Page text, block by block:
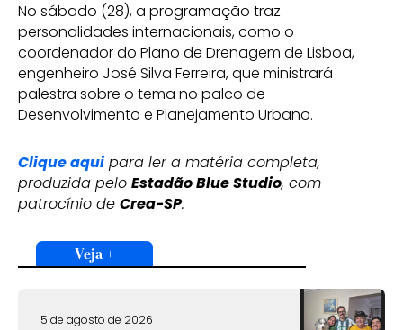
No sábado (28), a programação traz
personalidades internacionais, como o
coordenador do Plano de Drenagem de Lisboa,
engenheiro José Silva Ferreira, que ministrará
palestra sobre o tema no palco de
Desenvolvimento e Planejamento Urbano.
Clique aquipara ler a matéria completa,
produzida pelo Estadão Blue Studio, com
patrocínio de Crea-SP.
Veja +
5 de agosto de 2026